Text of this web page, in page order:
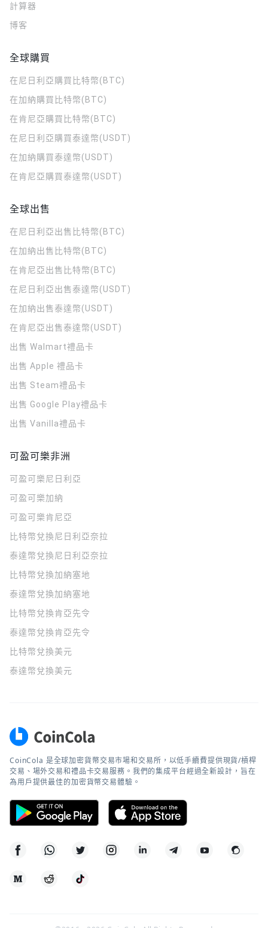
計算器
博客
全球購買
在尼日利亞購買比特幣(BTC)
在加納購買比特幣(BTC)
在肯尼亞購買比特幣(BTC)
在尼日利亞購買泰達幣(USDT)
在加納購買泰達幣(USDT)
在肯尼亞購買泰達幣(USDT)
全球出售
在尼日利亞出售比特幣(BTC)
在加納出售比特幣(BTC)
在肯尼亞出售比特幣(BTC)
在尼日利亞出售泰達幣(USDT)
在加納出售泰達幣(USDT)
在肯尼亞出售泰達幣(USDT)
出售 Walmart禮品卡
出售 Apple 禮品卡
出售 Steam禮品卡
出售 Google Play禮品卡
出售 Vanilla禮品卡
可盈可樂非洲
可盈可樂 尼日利亞
可盈可樂加納
可盈可樂肯尼亞
比特幣兌換尼日利亞奈拉
泰達幣兌換尼日利亞奈拉
比特幣兌換加納塞地
泰達幣兌換加納塞地
比特幣兌換肯亞先令
泰達幣兌換肯亞先令
比特幣兌換美元
泰達幣兌換美元
CoinCola 是全球加密貨幣交易市場和交易所，以低手續費提供現貨/槓桿
交易、場外交易和禮品卡交易服務。我們的集成平台經過全新設計，旨在
為用戶提供最佳的加密貨幣交易體驗。